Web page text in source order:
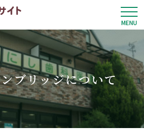
MENU
ブリッジについて